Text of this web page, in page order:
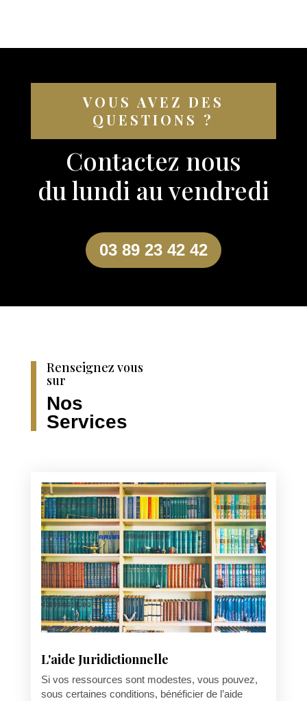
VOUS AVEZ DES
QUESTIONS ?
Contactez nous
du lundi au vendredi
03 89 23 42 42
Renseignez vous
sur
Nos
Services
L'aide Juridictionnelle
Si vos ressources sont modestes, vous pouvez,
sous certaines conditions, bénéficier de l’aide